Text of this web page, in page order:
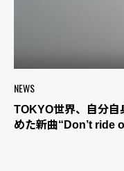
NEWS
TOKYO世界、自分自
めた新曲“Don’t ride